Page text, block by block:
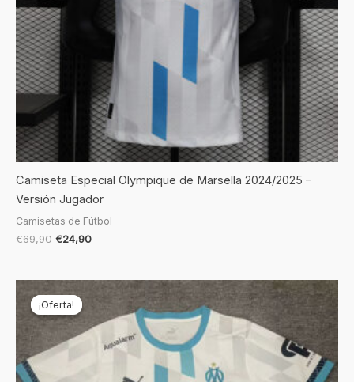
Camiseta Especial Olympique de Marsella 2024/2025 –
Versión Jugador
Camisetas de Fútbol
€69,90 €24,90
¡Oferta!
¡Oferta!
precio
original
era:
€69,90.
precio
es:
€19,90.